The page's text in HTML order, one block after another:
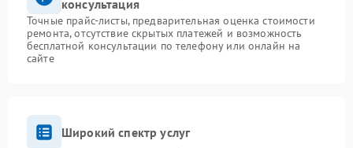
консультация
Точные прайс-листы, предварительная оценка стоимости
ремонта, отсутствие скрытых платежей и возможность
бесплатной консультации по телефону или онлайн на
сайте
Широкий спектр услуг